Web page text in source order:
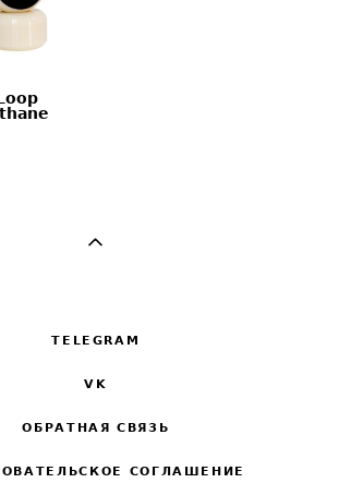
TELEGRAM
VK
ОБРАТНАЯ СВЯЗЬ
СОГЛАШЕНИЕ